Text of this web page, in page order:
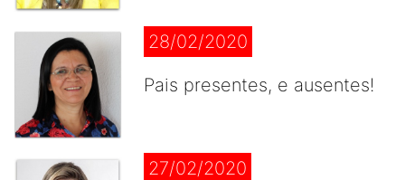
28/02/2020
Pais presentes, e ausentes!
27/02/2020